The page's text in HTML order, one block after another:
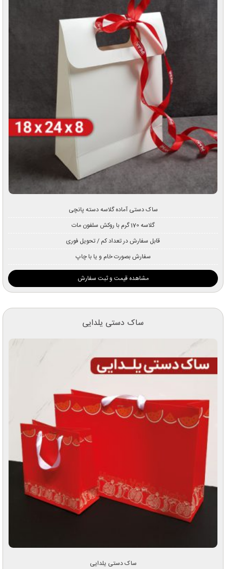
ساک دستی آماده گلاسه دسته پانچی
گلاسه 170 گرم با روکش سلفون مات
قابل سفارش در تعداد کم / تحویل فوری
سفارش بصورت خام و یا با چاپ
مشاهده قیمت و ثبت سفارش
ساک دستی یلدایی
ساک دستی یلدایی